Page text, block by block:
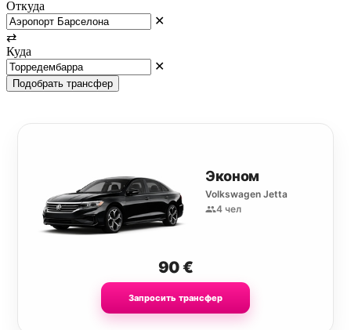
Откуда
✕
⇄
Куда
✕
Подобрать трансфер
Эконом
Volkswagen Jetta
4 чел
90€
Запросить трансфер